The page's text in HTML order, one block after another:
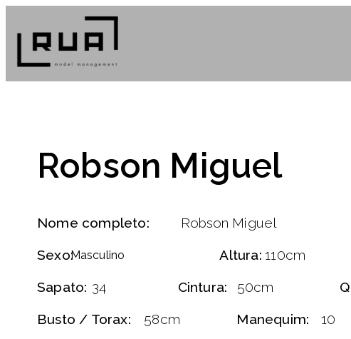
Robson Miguel
Nome completo: Robson Miguel
Sexo:Masculino Altura: 110cm
Sapato: 34 Cintura: 50cm
Busto / Torax: 58cm Manequim: 10